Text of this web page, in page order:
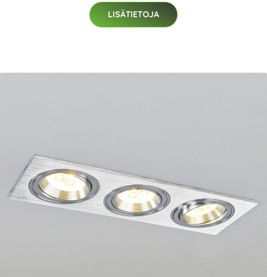
LISÄTIETOJA